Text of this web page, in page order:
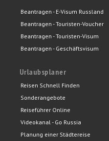
Beantragen - E-Visum Russland
Beantragen - Touristen-Voucher
Beantragen - Touristen-Visum
Beantragen - Geschäftsvisum
Urlaubsplaner
Reisen Schnell Finden
Sonderangebote
Reiseführer Online
Videokanal - Go Russia
Planung einer Städtereise